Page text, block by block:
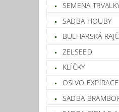
SEMENA
SADBA HOUBY
BULHARSKÁ
ZELSEED
KLÍČKY
OSIVO EXPIRACE
SADBA